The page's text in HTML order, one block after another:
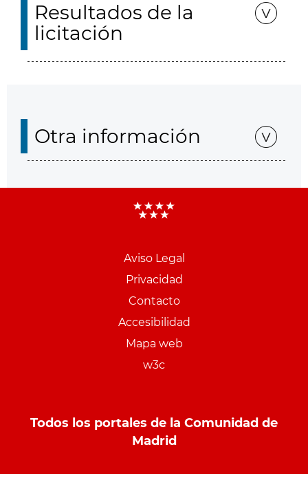
Resultados de la
licitación
Otra información
Aviso Legal
Privacidad
Contacto
Accesibilidad
Mapa web
w3c
Todos los portales de la Comunidad de
Madrid